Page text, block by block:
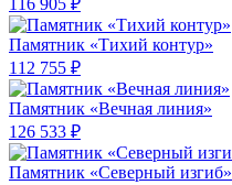
116 905 ₽
Памятник «Тихий контур»
112 755 ₽
Памятник «Вечная линия»
126 533 ₽
Памятник «Северный изгиб»